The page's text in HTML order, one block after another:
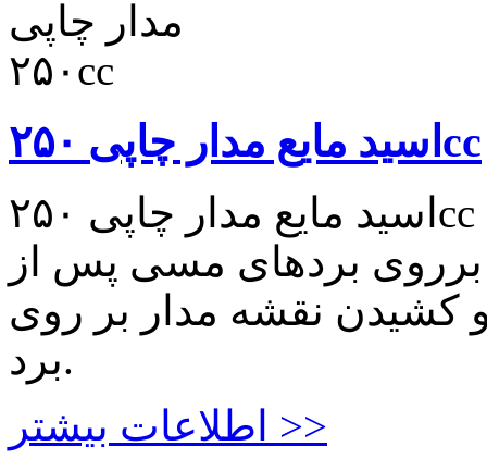
اسید مایع مدار چاپی ۲۵۰cc
اسید مایع مدار چاپی ۲۵۰cc اسید مایع مدار چاپی ۲۵۰cc
بردهای مسی پس از
کشیدن نقشه مدار بر روی
برد.
اطلاعات بیشتر >>